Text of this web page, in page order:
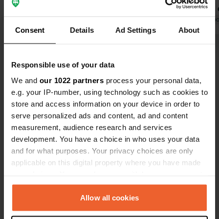
Consent Details Ad Settings About
Responsible use of your data
We and our 1022 partners process your personal data,
e.g. your IP-number, using technology such as cookies to
store and access information on your device in order to
serve personalized ads and content, ad and content
measurement, audience research and services
development. You have a choice in who uses your data
and for what purposes. Your privacy choices are only
applicable on this digital property where you have made
any time from the Cookie Declaration or by clicking on
the Privacy trigger icon.Allow all cookies
plupart des
facilement
l'électricité. Les douches et les
table de
proposent
livraison de
Nous
Traduit par
Es-tu déjà venu ici ?
Contact
Nijvelsebaan 80